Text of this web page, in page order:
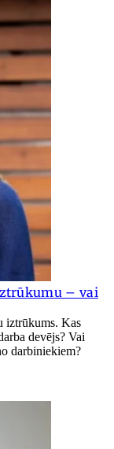
– vai
iztrūkums. Kas
devējs? Vai
darbiniekiem?